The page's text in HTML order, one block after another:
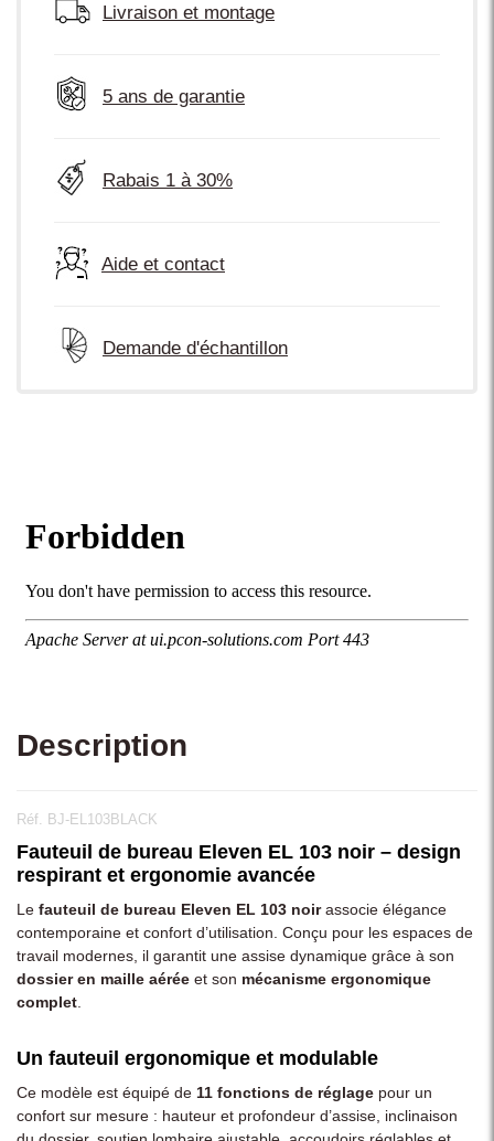
Livraison et montage
5 ans de garantie
Rabais 1 à 30%
Aide et contact
Demande d'échantillon
Description
Réf. BJ-EL103BLACK
Fauteuil de bureau Eleven EL 103 noir – design
respirant et ergonomie avancée
Le fauteuil de bureau Eleven EL 103 noirassocie élégance
contemporaine et confort d’utilisation. Conçu pour les espaces de
travail modernes, il garantit une assise dynamique grâce à son
dossier en maille aérée et son mécanisme ergonomique
complet
Un fauteuil ergonomique et modulable
Ce modèle est équipé de 11 fonctions de réglage pour un
confort sur mesure : hauteur et profondeur d’assise, inclinaison